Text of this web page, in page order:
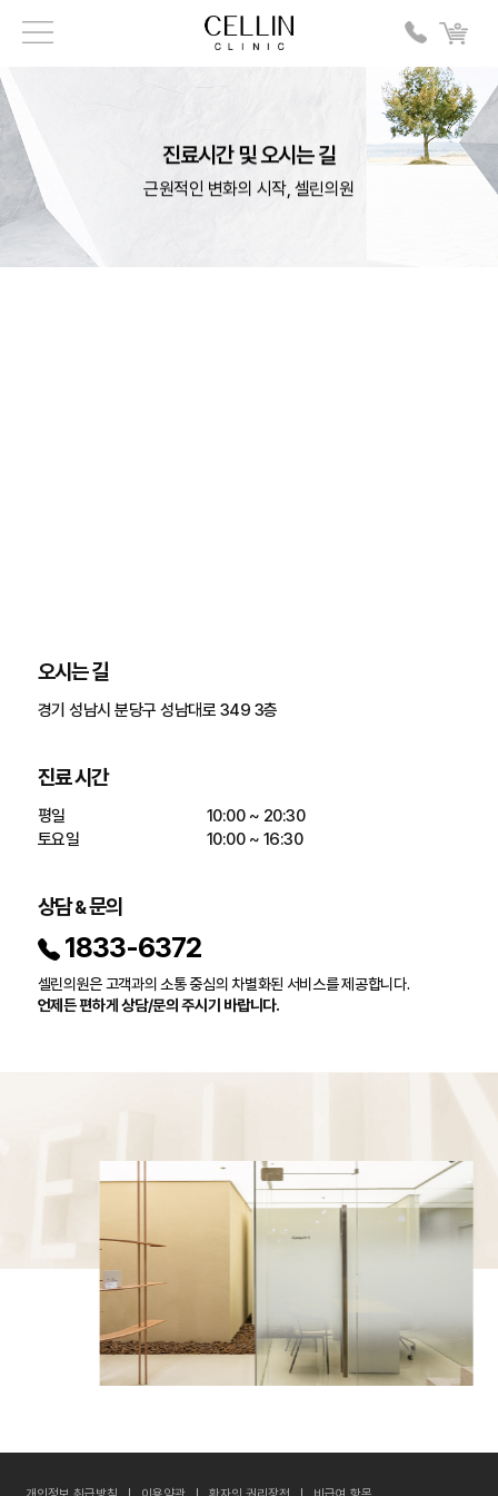
진료시간 및 오시는 길
근원적인 변화의 시작, 셀린의원
오시는 길
진료 시간
평일
토요일
10:00 ~ 20:30
10:00 ~ 16:30
상담 &문의
1833-6372
셀린의원은 고객과의 소통 중심의 차별화된 서비스를 제공합니다.
언제든 편하게 상담/문의 주시기 바랍니다.